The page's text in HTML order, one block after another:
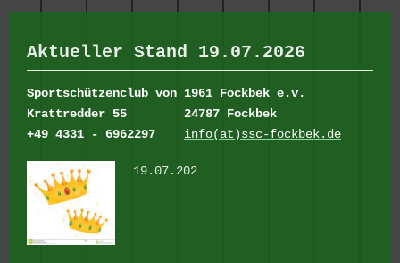
Aktueller Stand 19.07.2026
Sportschützenclub von 1961 Fockbek e.v.
Krattredder 55
24787 Fockbek
+49 4331 - 6962297
info(at)ssc-fockbek.de
19.07.202